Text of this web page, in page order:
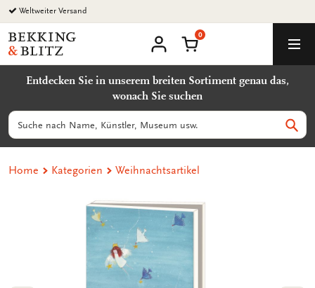
Zurück
zum
Inhalt
Weltweiter Versand
Bekking
&
Uitgevers
Warenkorb
0
Entdecken Sie in unserem breiten Sortiment genau das,
wonach Sie suchen
Suchen
Home Kategorien Weihnachtsartikel